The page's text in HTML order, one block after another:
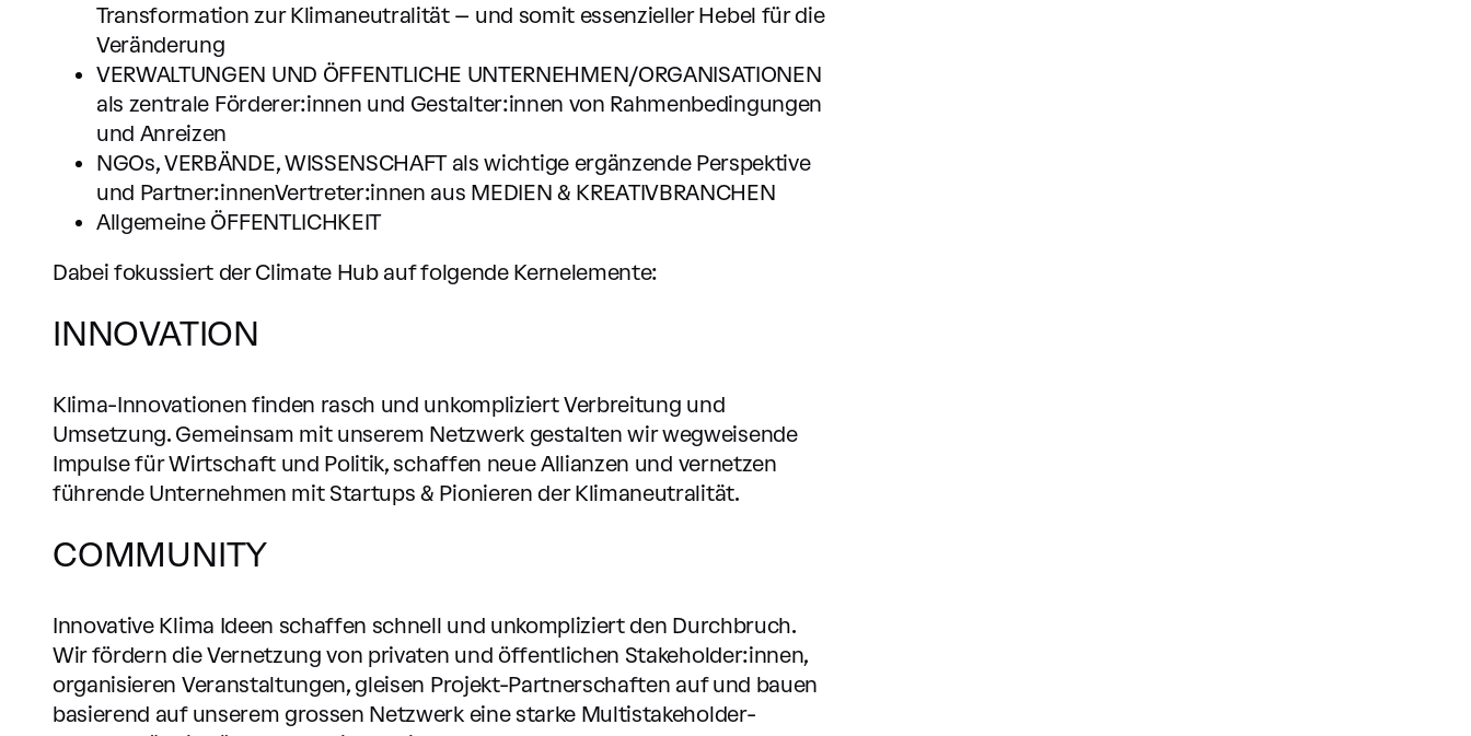
Transformation zur Klimaneutralität – und somit essenzieller Hebel für die
Veränderung
VERWALTUNGEN UND ÖFFENTLICHE UNTERNEHMEN/ORGANISATIONEN
als zentrale Förderer:innen und Gestalter:innen von Rahmenbedingungen
und Anreizen
NGOs, VERBÄNDE, WISSENSCHAFT als wichtige ergänzende Perspektive
und Partner:innenVertreter:innen aus MEDIEN & KREATIVBRANCHEN
Allgemeine ÖFFENTLICHKEIT
Dabei fokussiert der Climate Hub auf folgende Kernelemente:
INNOVATION
Klima-Innovationen finden rasch und unkompliziert Verbreitung und
Umsetzung. Gemeinsam mit unserem Netzwerk gestalten wir wegweisende
Impulse für Wirtschaft und Politik, schaffen neue Allianzen und vernetzen
führende Unternehmen mit Startups & Pionieren der Klimaneutralität.
COMMUNITY
Innovative Klima Ideen schaffen schnell und unkompliziert den Durchbruch.
Wir fördern die Vernetzung von privaten und öffentlichen Stakeholder:innen,
organisieren Veranstaltungen, gleisen Projekt-Partnerschaften auf und bauen
basierend auf unserem grossen Netzwerk eine starke Multistakeholder-